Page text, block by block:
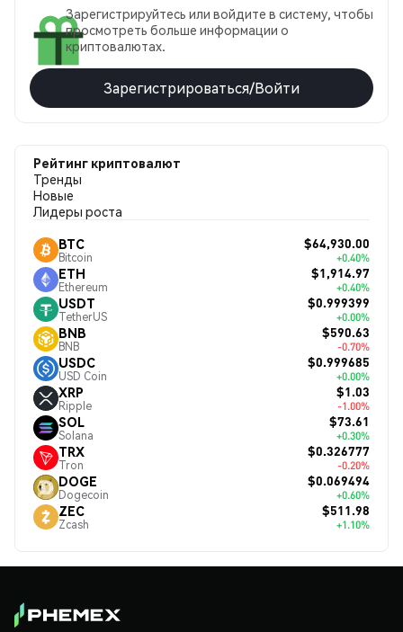
Зарегистрируйтесь или войдите в систему, чтобы
просмотреть больше информации о
криптовалютах.
Зарегистрироваться/Войти
Рейтинг криптовалют
Тренды
Новые
Лидеры роста
BTC
Bitcoin
$64,930.00
+0.40%
ETH
Ethereum
$1,914.97
+0.40%
USDT
TetherUS
$0.999399
+0.00%
BNB
BNB
$590.63
-0.70%
USDC
USD Coin
$0.999685
+0.00%
XRP
Ripple
$1.03
-1.00%
SOL
Solana
$73.61
+0.30%
TRX
Tron
$0.326777
-0.20%
DOGE
Dogecoin
$0.069494
+0.60%
ZEC
Zcash
$511.98
+1.10%